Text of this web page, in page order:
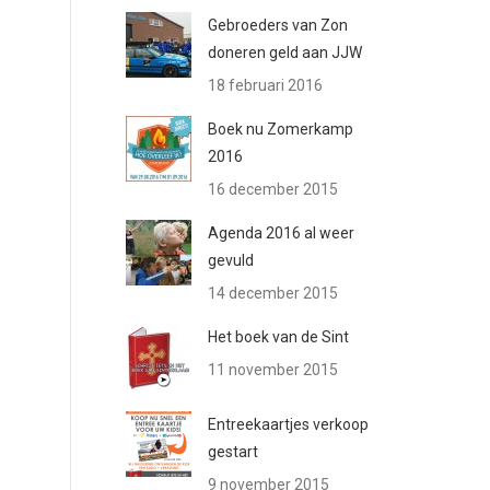
Gebroeders van Zon
doneren geld aan JJW
18 februari 2016
Boek nu Zomerkamp
2016
16 december 2015
Agenda 2016 al weer
gevuld
14 december 2015
Het boek van de Sint
11 november 2015
Entreekaartjes verkoop
gestart
9 november 2015